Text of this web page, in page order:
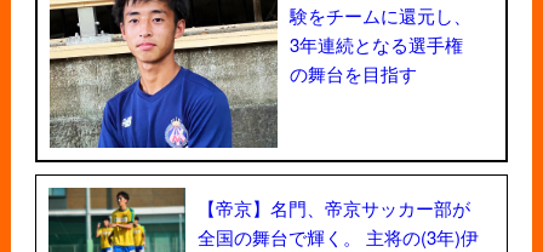
験をチームに還元し、
3年連続となる選手権
の舞台を目指す
【帝京】名門、帝京サッカー部が
全国の舞台で輝く。 主将の(3年)伊